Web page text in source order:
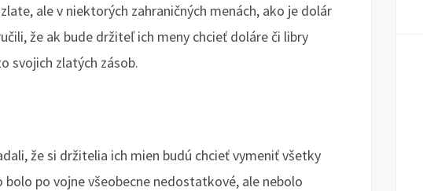
ale v niektorých zahraničných menách, ako je dolár
že ak bude držiteľ ich meny chcieť doláre či libry
svojich zlatých zásob.
že si držitelia ich mien budú chcieť vymeniť všetky
po vojne všeobecne nedostatkové, ale nebolo